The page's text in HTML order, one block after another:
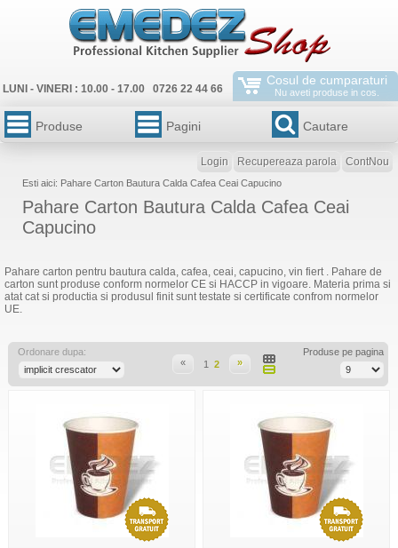
LUNI - VINERI : 10.00 - 17.00 0726 22 44 66
Cosul de cumparaturi
Nu aveti produse in cos.
Produse Pagini Cautare
Login Recupereaza parola ContNou
Esti aici: Pahare Carton Bautura Calda Cafea Ceai Capucino
Pahare Carton Bautura Calda Cafea Ceai
Capucino
Pahare carton pentru bautura calda, cafea, ceai, capucino, vin fiert . Pahare de
carton sunt produse conform normelor CE si HACCP in vigoare. Materia prima si
atat cat si productia si produsul finit sunt testate si certificate confrom normelor
UE.
Ordonare dupa:
«
1 2 »
Produse pe pagina